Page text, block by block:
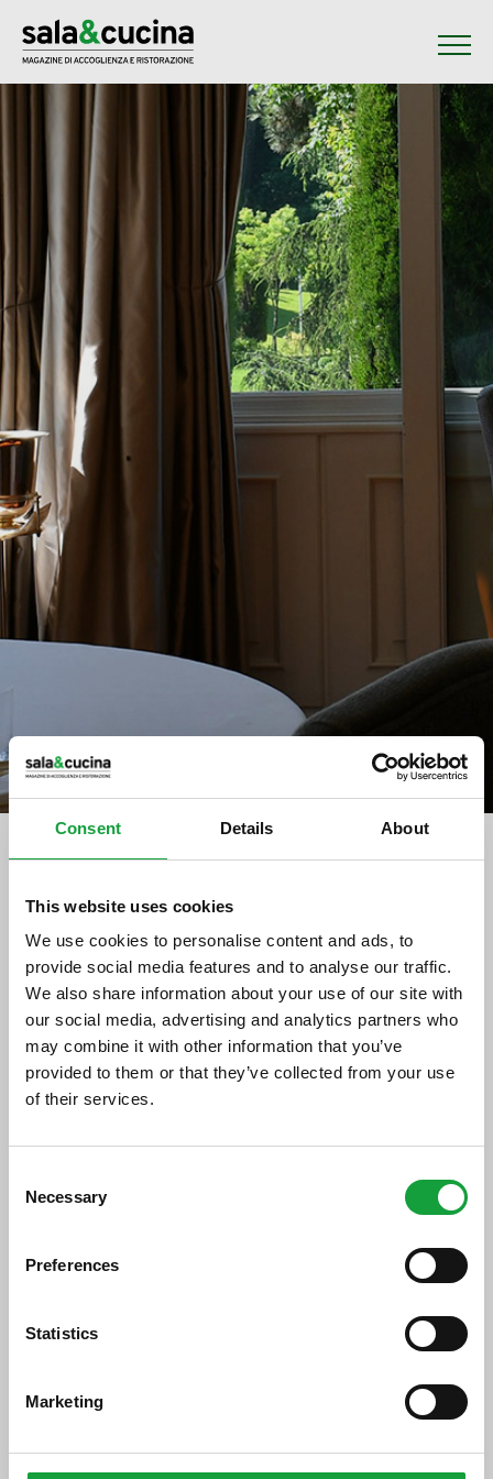
Consent Details About
This website uses cookies
We use cookies to personalise content and ads, to
provide social media features and to analyse our traffic.
We also share information about your use of our site with
our social media, advertising and analytics partners who
may combine it with other information that you’ve
provided to them or that they’ve collected from your use
of their services.
Selection
Necessary
Preferences
Statistics
Marketing
tag directory > consorzio di tutela
consorzio di tutela
Di seguito tutti i contenuti taggati con:
consorzio di tutela
ISCRIVITI ALLA NEWSLETTER
Resta aggiornato su tutte le ultime novita nel campo